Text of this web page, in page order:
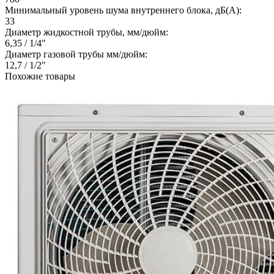
Минимальный уровень шума внутреннего блока, дБ(А):
33
Диаметр жидкостной трубы, мм/дюйм:
6,35 / 1/4"
Диаметр газовой трубы мм/дюйм:
12,7 / 1/2"
Похожие товары